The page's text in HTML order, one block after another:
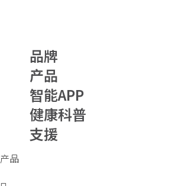
品牌
产品
智能APP
健康科普
支援
产品